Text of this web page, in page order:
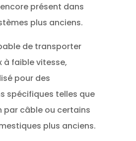
présent dans
plus anciens.
de transporter
à faible vitesse,
pour des
spécifiques telles que
par câble ou certains
plus anciens.